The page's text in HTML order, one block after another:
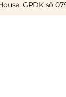
GPDK số